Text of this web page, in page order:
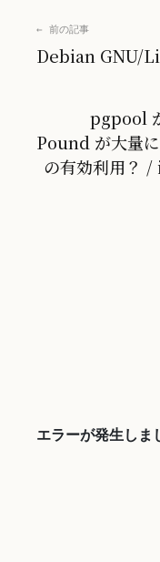
← 前の記事
Debian GNU/
pgpool
Pound が大量
の有効利用？